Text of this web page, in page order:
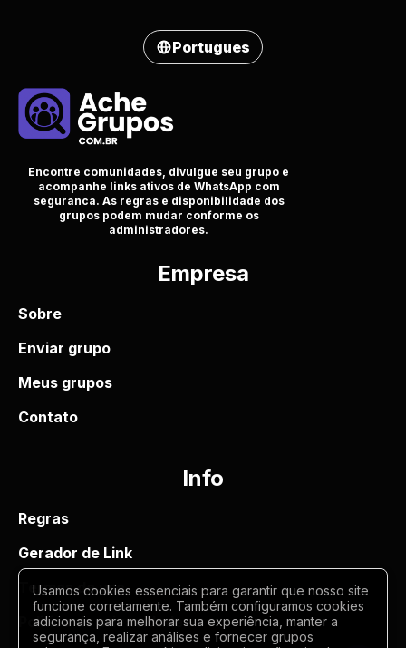
Portugues
Encontre comunidades, divulgue seu grupo e
acompanhe links ativos de WhatsApp com
seguranca. As regras e disponibilidade dos
grupos podem mudar conforme os
administradores.
Empresa
Sobre
Enviar grupo
Meus grupos
Contato
Info
Regras
Gerador de Link
Termos de uso
Politica de privacidade
Usamos cookies essenciais para garantir que nosso site
funcione corretamente. Também configuramos cookies
adicionais para melhorar sua experiência, manter a
segurança, realizar análises e fornecer grupos